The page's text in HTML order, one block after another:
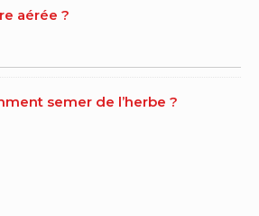
aérée ?
semer de l’herbe ?